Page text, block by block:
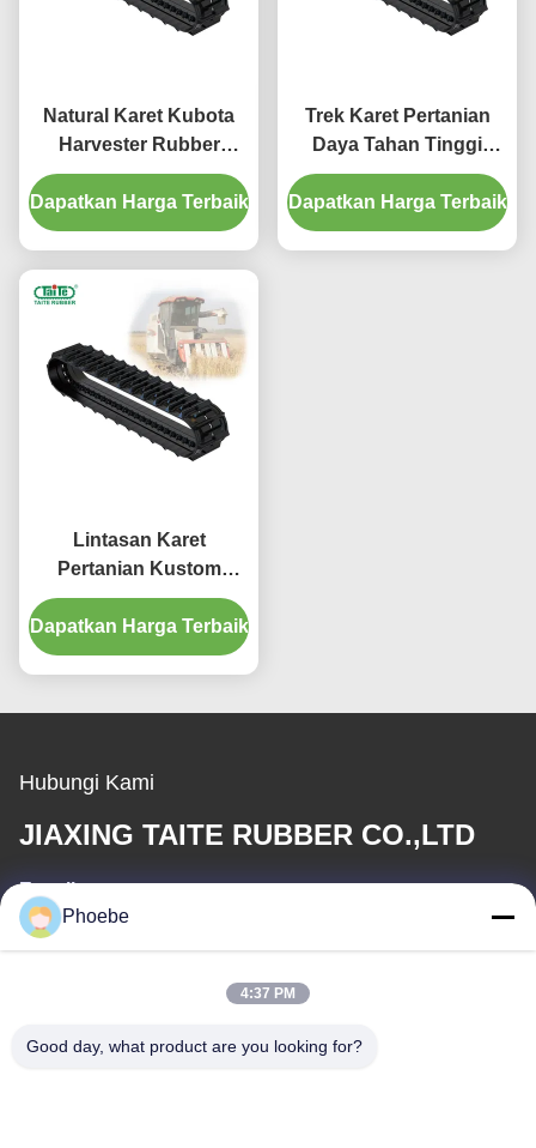
Natural Karet Kubota
Harvester Rubber
Tracks, Replacement
Rubber Tracks
KB400X90X53
Dapatkan Harga Terbaik
Trek Karet Pertanian
Daya Tahan Tinggi
KB400 X 90 X 48 Tahan
Aus
Dapatkan Harga Terbaik
Lintasan Karet
Pertanian Kustom
Untuk KUBOTA
Harvesters KB400 X 90
X 47
Dapatkan Harga Terbaik
Hubungi Kami
JIAXING TAITE RUBBER CO.,LTD
E-mail
Phoebe
4:37 PM
Good day, what product are you looking for?